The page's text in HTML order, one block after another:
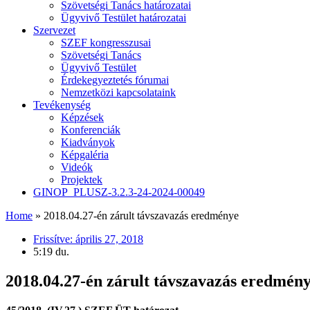
Szövetségi Tanács határozatai
Ügyvivő Testület határozatai
Szervezet
SZEF kongresszusai
Szövetségi Tanács
Ügyvivő Testület
Érdekegyeztetés fórumai
Nemzetközi kapcsolataink
Tevékenység
Képzések
Konferenciák
Kiadványok
Képgaléria
Videók
Projektek
GINOP_PLUSZ-3.2.3-24-2024-00049
Home » 2018.04.27-én zárult távszavazás eredménye
Frissítve: április 27, 2018
5:19 du.
2018.04.27-én zárult távszavazás